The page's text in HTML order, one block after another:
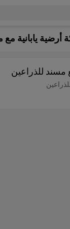
يابانية مع
للذراعين